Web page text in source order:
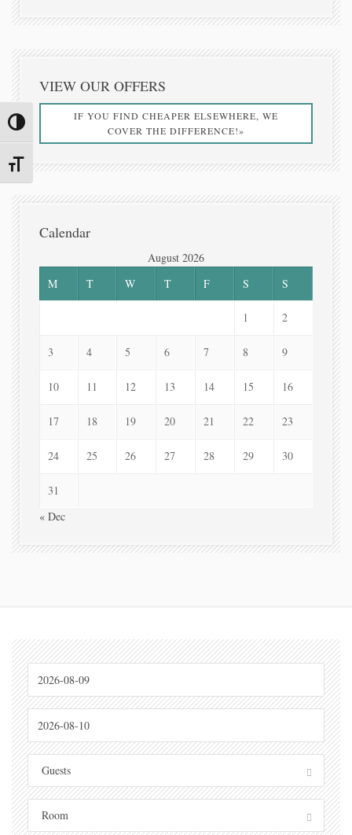
Toggle High Contrast
Toggle Font size
VIEW OUR OFFERS
IF YOU FIND CHEAPER ELSEWHERE, WE
COVER THE DIFFERENCE!»
Calendar
August 2026
M
T W T F S S
1 2
3 4 5 6 7 8 9
10 11 12 13 14 15 16
17 18 19 20 21 22 23
24 25 26 27 28 29 30
31
« Dec
Guests
Room